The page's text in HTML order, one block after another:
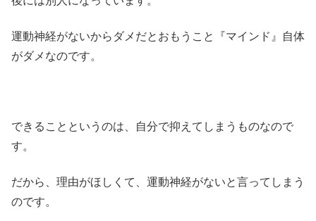
運動神経がないからダメだとおもうこと『マインド』自体
がダメなのです。
できることというのは、自分で抑えてしまうものなので
す。
だから、理由がほしくて、運動神経がないと言ってしまう
のです。